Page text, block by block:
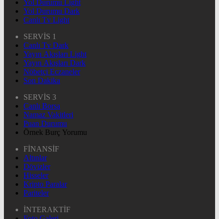
Yol Durumu Light
Yol Durumu Dark
Canlı Tv Light
SERVİS 1
Canlı Tv Dark
Yayın Akışları Light
Yayın Akışları Dark
Nöbetçi Eczaneler
Son Dakika
SERVİS 3
Canlı Borsa
Namaz Vakitleri
Puan Durumu
Örnek Burç Yorumu
FİNANSİF
Altınlar
Dövizler
Hisseler
Kripto Paralar
Pariteler
İNTERAKTİF